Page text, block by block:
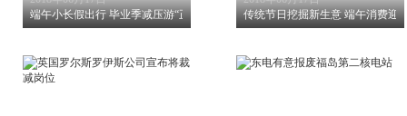
端午小长假出行 毕业季减压游“正流行”
传统节日挖掘新生意 端午消费迎